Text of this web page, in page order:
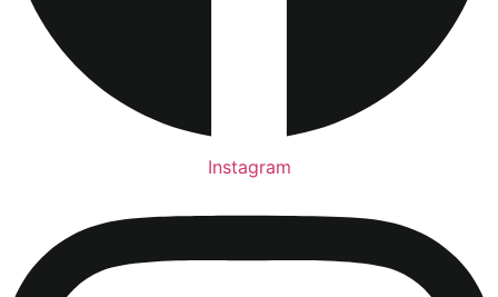
Instagram